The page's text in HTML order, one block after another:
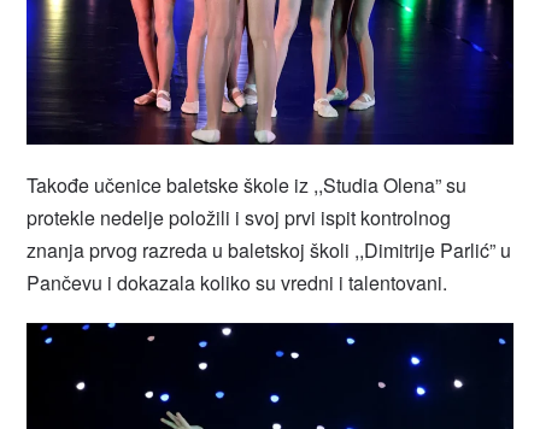
Takođe učenice baletske škole iz ,,Studia Olena” su
protekle nedelje položili i svoj prvi ispit kontrolnog
znanja prvog razreda u baletskoj školi ,,Dimitrije Parlić” u
Pančevu i dokazala koliko su vredni i talentovani.